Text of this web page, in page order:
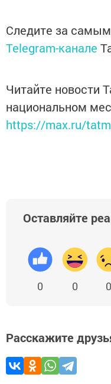
Следите за
Telegram-канале
Читайте новости
национальном
https://max.ru/
Оставляйте
0 0 0
Расскажите